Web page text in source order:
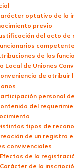
optativo de la
previo
del acto de
de los
Local de Uniones
de
personal
del
tipos de
de un registro
convivenciales
Efectos de la
Carácter de la